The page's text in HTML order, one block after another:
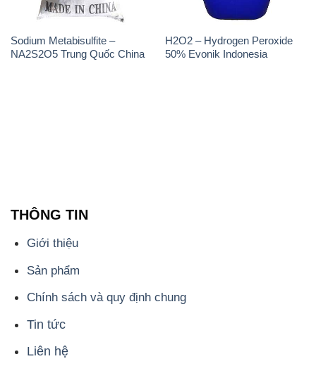
Chính sách và quy định chung
Tin tức
Liên hệ
📞
PHÒNG KINH DOANH - CÔNG TY HÓA CHẤT
ĐẮC TRƯỜNG PHÁT